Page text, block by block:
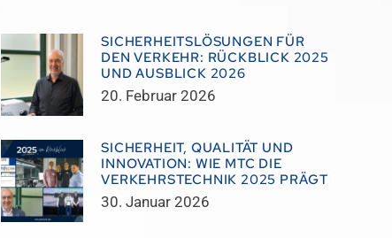
SICHERHEITSLÖSUNGEN FÜR
DEN VERKEHR: RÜCKBLICK 2025
UND AUSBLICK 2026
20. Februar 2026
SICHERHEIT, QUALITÄT UND
INNOVATION: WIE MTC DIE
VERKEHRSTECHNIK 2025 PRÄGT
30. Januar 2026